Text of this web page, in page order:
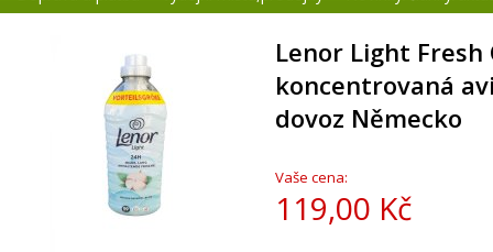
Lenor Light
koncentrovaná
dovoz Německo
Vaše cena:
119,00 Kč